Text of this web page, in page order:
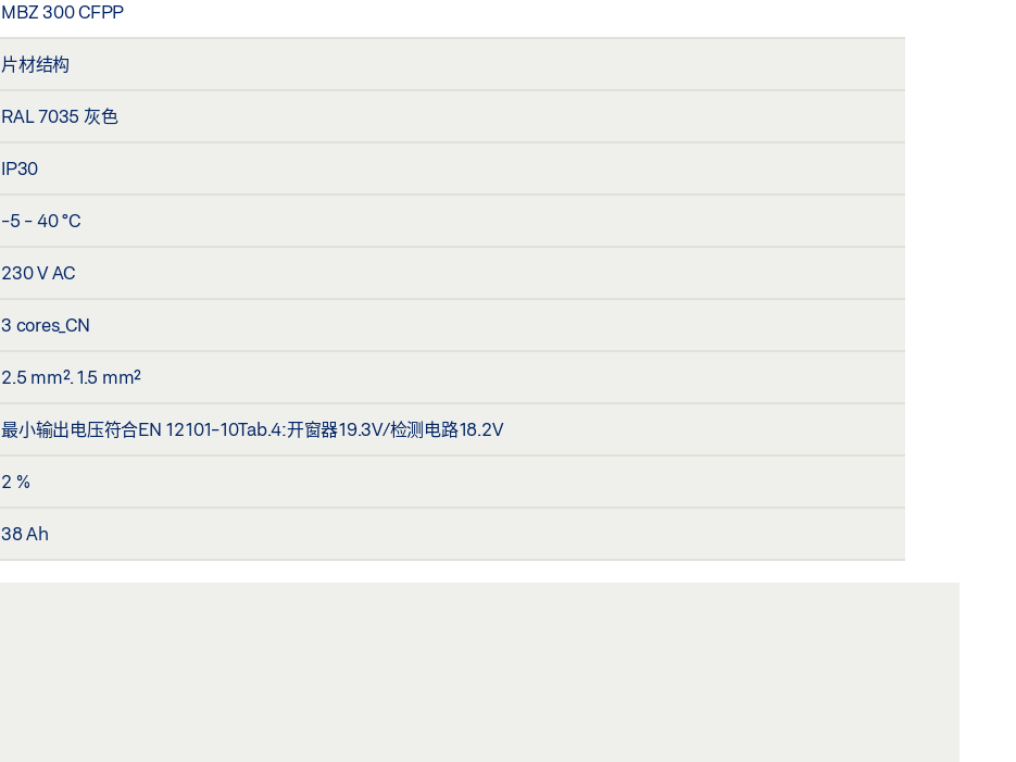
MBZ 300 CFPP
片材结构
RAL 7035 灰色
IP30
-5 - 40 °C
230 V AC
3 cores_CN
2.5 mm². 1.5 mm²
最小输出电压符合EN 12101-10Tab.4:开窗器19.3V/检测电路18.2V
2 %
38 Ah